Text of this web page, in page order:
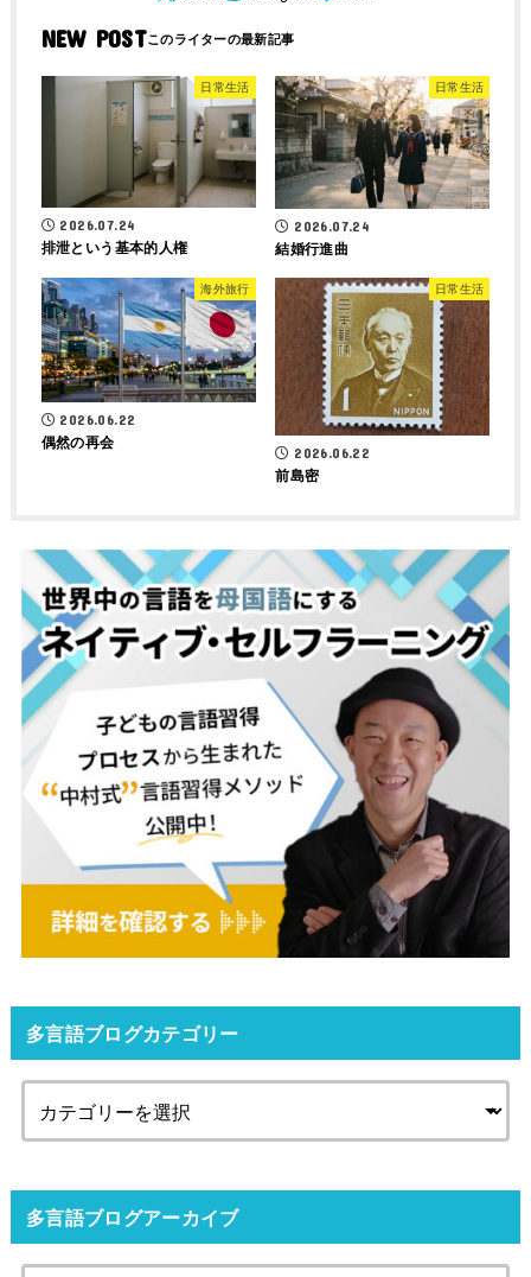
NEW POST
日常生活
2026.07.24
排泄という基本的人権
日常生活
2026.07.24
結婚行進曲
海外旅行
2026.06.22
偶然の再会
日常生活
2026.06.22
前島密
多言語ブログカテゴリー
多言語ブログアーカイブ